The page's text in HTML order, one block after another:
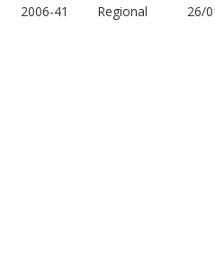
2006-41 Regional 26/